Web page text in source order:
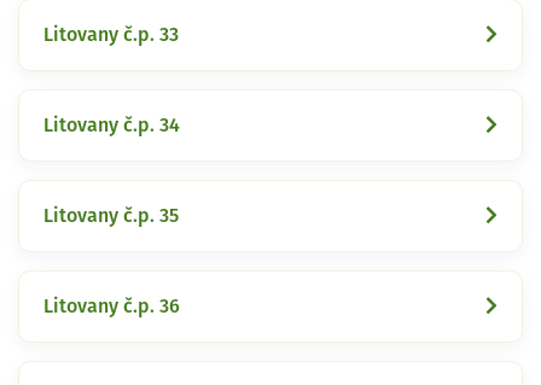
Litovany č.p. 33
Litovany č.p. 34
Litovany č.p. 35
Litovany č.p. 36